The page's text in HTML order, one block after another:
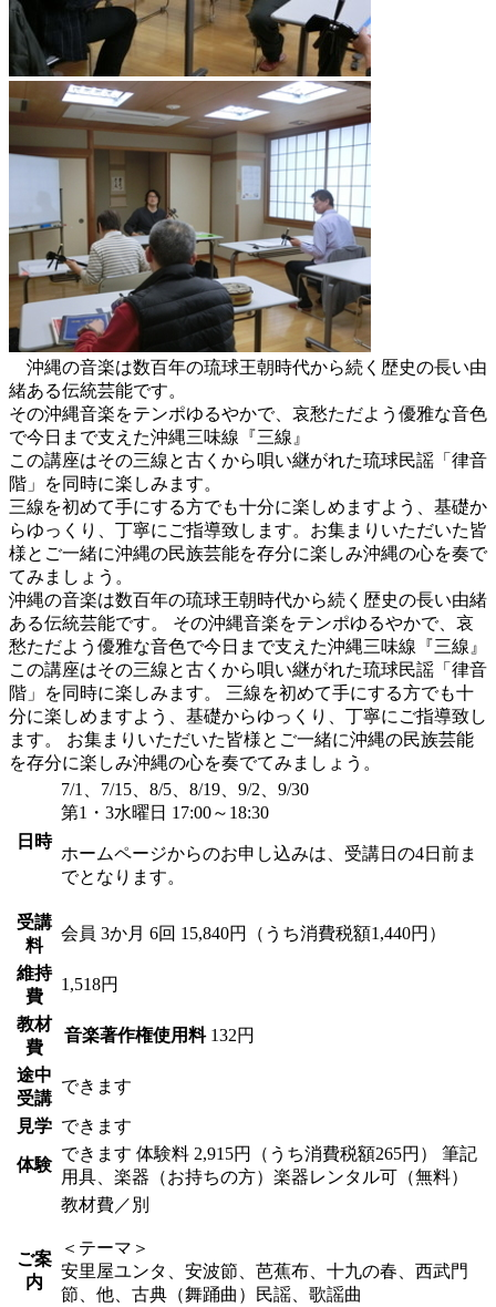
沖縄の音楽は数百年の琉球王朝時代から続く歴史の長い由
緒ある伝統芸能です。
その沖縄音楽をテンポゆるやかで、哀愁ただよう優雅な音色
で今日まで支えた沖縄三味線『三線』
この講座はその三線と古くから唄い継がれた琉球民謡「律音
階」を同時に楽しみます。
三線を初めて手にする方でも十分に楽しめますよう、基礎か
らゆっくり、丁寧にご指導致します。お集まりいただいた皆
様とご一緒に沖縄の民族芸能を存分に楽しみ沖縄の心を奏で
てみましょう。
沖縄の音楽は数百年の琉球王朝時代から続く歴史の長い由緒
ある伝統芸能です。 その沖縄音楽をテンポゆるやかで、哀
愁ただよう優雅な音色で今日まで支えた沖縄三味線『三線』
この講座はその三線と古くから唄い継がれた琉球民謡「律音
階」を同時に楽しみます。 三線を初めて手にする方でも十
分に楽しめますよう、基礎からゆっくり、丁寧にご指導致し
ます。 お集まりいただいた皆様とご一緒に沖縄の民族芸能
を存分に楽しみ沖縄の心を奏でてみましょう。
日時
7/1、7/15、8/5、8/19、9/2、9/30
第1・3水曜日 17:00～18:30
ホームページからのお申し込みは、受講日の4日前ま
でとなります。
受講
料
会員 3か月 6回 15,840円（うち消費税額1,440円）
維持
費
1,518円
教材
費
音楽著作権使用料 132円
途中
受講
できます
見学 できます
体験
できます 体験料 2,915円（うち消費税額265円） 筆記
用具、楽器（お持ちの方）楽器レンタル可（無料）
ご案
内
教材費／別
＜テーマ＞
安里屋ユンタ、安波節、芭蕉布、十九の春、西武門
節、他、古典（舞踊曲）民謡、歌謡曲